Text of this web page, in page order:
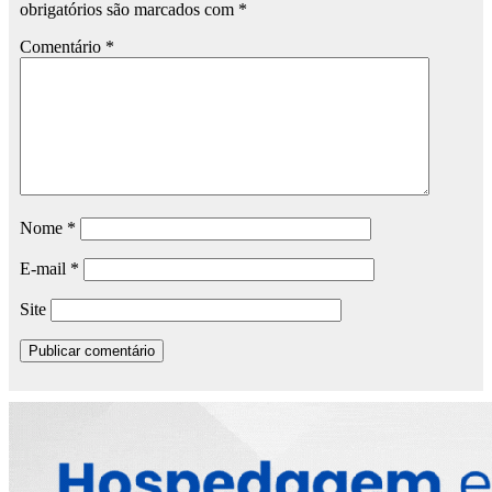
obrigatórios são marcados com *
Comentário *
Nome *
E-mail *
Site